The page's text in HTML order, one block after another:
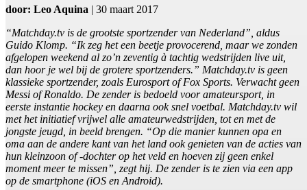
door: Leo Aquina | 30 maart 2017
“Matchday.tv is de grootste sportzender van Nederland”, aldus
Guido Klomp. “Ik zeg het een beetje provocerend, maar we zonden
afgelopen weekend al zo’n zeventig à tachtig wedstrijden live uit,
dan hoor je wel bij de grotere sportzenders.” Matchday.tv is geen
klassieke sportzender, zoals Eurosport of Fox Sports. Verwacht geen
Messi of Ronaldo. De zender is bedoeld voor amateursport, in
eerste instantie hockey en daarna ook snel voetbal. Matchday.tv wil
met het initiatief vrijwel alle amateurwedstrijden, tot en met de
jongste jeugd, in beeld brengen. “Op die manier kunnen opa en
oma aan de andere kant van het land ook genieten van de acties van
hun kleinzoon of -dochter op het veld en hoeven zij geen enkel
moment meer te missen”, zegt hij. De zender is te zien via een app
op de smartphone (iOS en Android).